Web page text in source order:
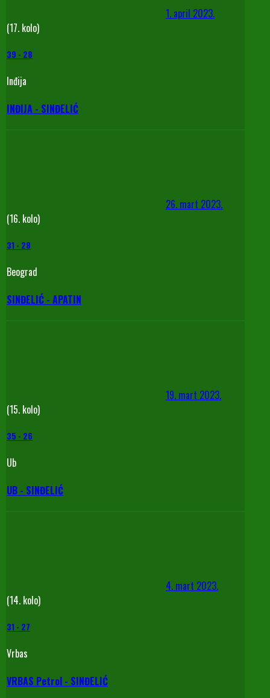
1. april 2023.
(17. kolo)
39 - 28
Inđija
INĐIJA - SINĐELIĆ
26. mart 2023.
(16. kolo)
31 - 28
Beograd
SINĐELIĆ - APATIN
19. mart 2023.
(15. kolo)
35 - 26
Ub
UB - SINĐELIĆ
4. mart 2023.
(14. kolo)
31 - 27
Vrbas
VRBAS Petrol - SINĐELIĆ